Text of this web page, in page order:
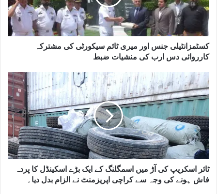
کسٹمزانٹیلی جنس اور میری ٹائم سیکورٹی کی مشترکہ
کارروائی دس ارب کی منشیات ضبط
ٹائر اسکریپ کی آڑ میں اسمگلنگ کے ایک بڑے اسکینڈل کا پردہ
فاش ہونے کی وجہ سے کراچی اپریزمنٹ نے الزام بدل دیا۔